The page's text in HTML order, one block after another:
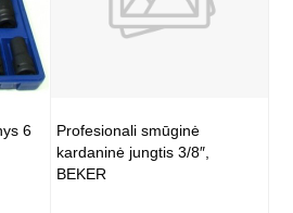
6
Profesionali smūginė
kardaninė jungtis 3/8″,
BEKER